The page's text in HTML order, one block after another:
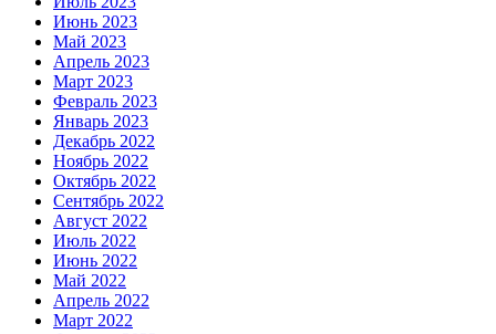
Июнь 2023
Май 2023
Апрель 2023
Март 2023
Февраль 2023
Январь 2023
Декабрь 2022
Ноябрь 2022
Октябрь 2022
Сентябрь 2022
Август 2022
Июль 2022
Июнь 2022
Май 2022
Апрель 2022
Март 2022